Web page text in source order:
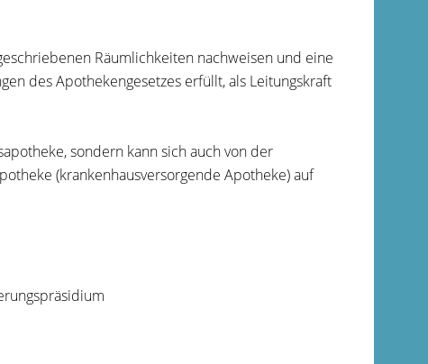
Räumlichkeiten nachweisen und eine
des Apothekengesetzes erfüllt, als Leitungskraft
sondern kann sich auch von der
(krankenhausversorgende Apotheke) auf